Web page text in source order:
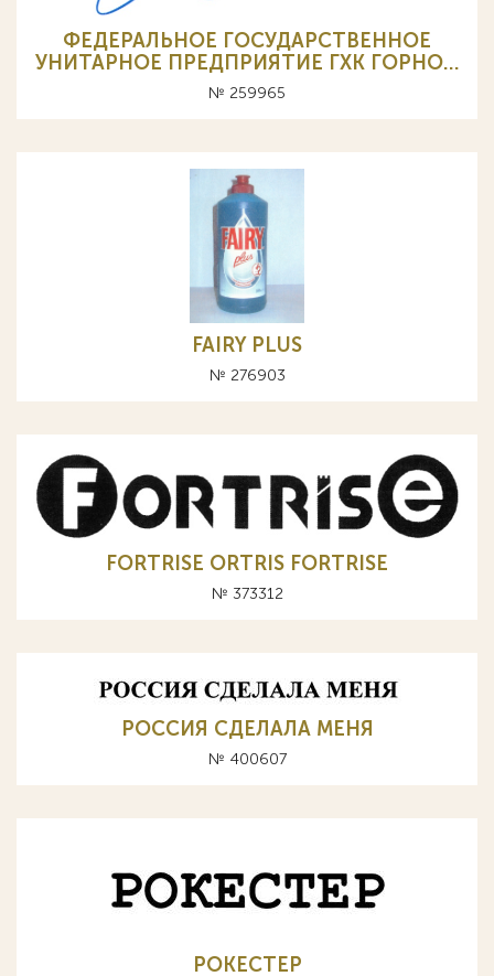
ФЕДЕРАЛЬНОЕ ГОСУДАРСТВЕННОЕ
УНИТАРНОЕ ПРЕДПРИЯТИЕ ГХК ГОРНО…
№ 259965
FAIRY PLUS
№ 276903
FORTRISE ORTRIS FORTRISE
№ 373312
РОССИЯ СДЕЛАЛА МЕНЯ
№ 400607
РОКЕСТЕР